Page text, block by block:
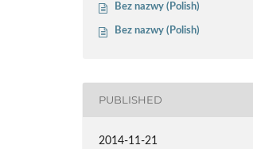
Bez nazwy (Polish)
Bez nazwy (Polish)
PUBLISHED
2014-11-21